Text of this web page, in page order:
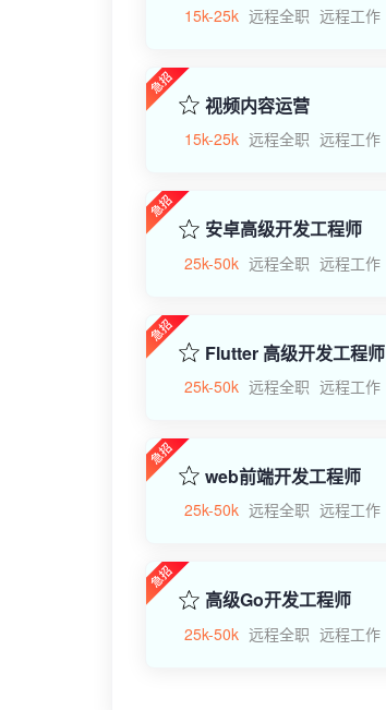
15k-25k 远程全职 远程工作
视频内容运营
15k-25k 远程全职 远程工作
安卓高级开发工程师
25k-50k 远程全职 远程工作
Flutter 高级开发工程师
25k-50k 远程全职 远程工作
web前端开发工程师
25k-50k 远程全职 远程工作
高级Go开发工程师
25k-50k 远程全职 远程工作